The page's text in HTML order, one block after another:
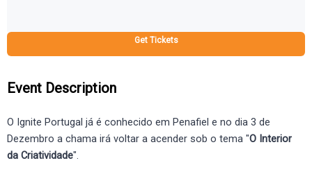
Get Tickets
Event Description
O Ignite Portugal já é conhecido em Penafiel e no dia 3 de
Dezembro a chama irá voltar a acender sob o tema "O Interior
da Criatividade".